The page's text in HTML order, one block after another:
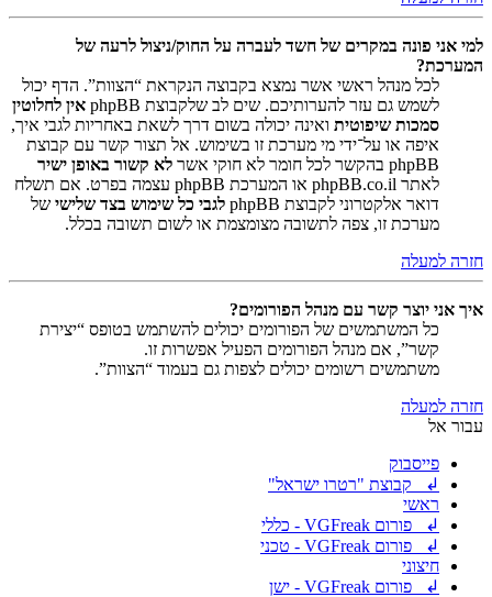
למי אני פונה במקרים של חשד לעברה על החוק/ניצול לרעה של
המערכת?
לכל מנהל ראשי אשר נמצא בקבוצה הנקראת “הצוות”. הדף יכול
לשמש גם עזר להערותיכם. שים לב שלקבוצת phpBB
אין לחלוטין
סמכות שיפוטית ואינה יכולה בשום דרך לשאת באחריות לגבי איך,
איפה או על־ידי מי מערכת זו בשימוש. אל תצור קשר עם קבוצת
phpBB בהקשר לכל חומר לא חוקי אשר
לא קשור באופן ישיר
לאתר phpBB.co.il או המערכת phpBB עצמה בפרט. אם תשלח
דואר אלקטרוני לקבוצת phpBB
לגבי כל שימוש בצד שלישי של
מערכת זו, צפה לתשובה מצומצמת או לשום תשובה בכלל.
חזרה למעלה
איך אני יוצר קשר עם מנהל הפורומים?
כל המשתמשים של הפורומים יכולים להשתמש בטופס “יצירת
קשר”, אם מנהל הפורומים הפעיל אפשרות זו.
משתמשים רשומים יכולים לצפות גם בעמוד “הצוות”.
חזרה למעלה
עבור אל
פייסבוק
↲ קבוצת "רטרו ישראל"
ראשי
↲ פורום VGFreak - כללי
↲ פורום VGFreak - טכני
חיצוני
↲ פורום VGFreak - ישן